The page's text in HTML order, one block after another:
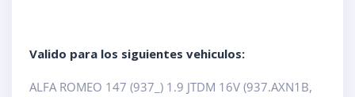
Valido para los siguientes vehiculos:
ALFA ROMEO 147 (937_) 1.9 JTDM 16V (937.AXN1B,